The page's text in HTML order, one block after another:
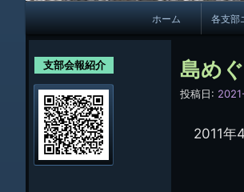
メ
イ
ン
ナ
ビ
ゲ
ー
ホーム 各支部
島め
投稿日:
2011年
支部会報紹介